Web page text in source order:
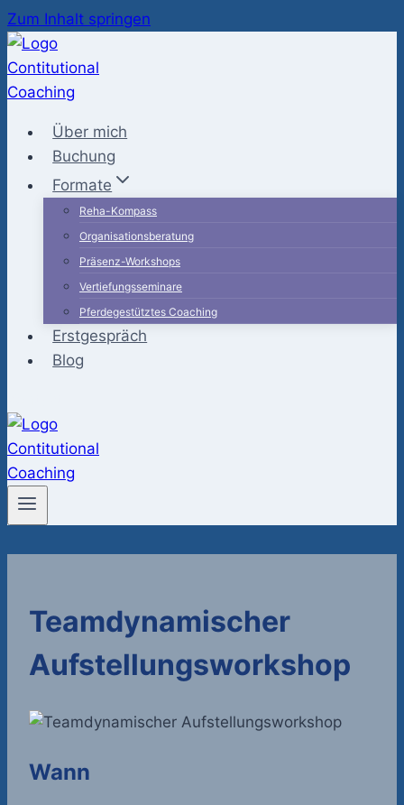
Zum Inhalt springen
Über mich
Buchung
Formate
Reha-Kompass
Organisationsberatung
Präsenz-Workshops
Vertiefungsseminare
Pferdegestütztes Coaching
Erstgespräch
Blog
Teamdynamischer
Aufstellungsworkshop
Wann